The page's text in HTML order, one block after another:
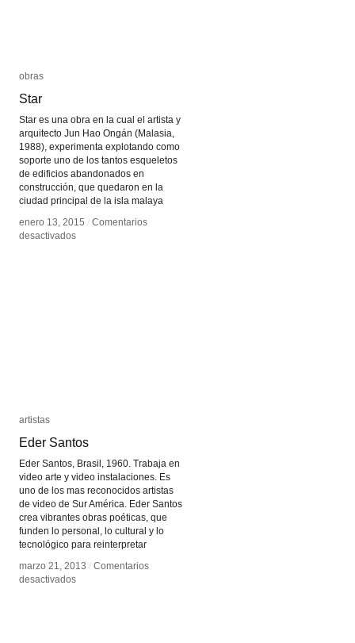
obras
Star
Star es una obra en la cual el artista y
arquitecto Jun Hao Ongán (Malasia,
1988), experimenta explotando como
soporte uno de los tantos esqueletos
de edificios abandonados en
construcción, que quedaron en la
ciudad principal de la isla malaya
enero 13, 2015 / Comentarios
desactivadosen
obras
Star
enero 13, 2015 / Comentarios
desactivadosen
artistas
Eder Santos
Eder Santos, Brasil, 1960. Trabaja en
video arte y video instalaciones. Es
uno de los mas reconocidos artistas
de video de Sur América. Eder Santos
crea vibrantes obras poéticas, que
funden lo personal, lo cultural y lo
tecnológico para reinterpretar
marzo 21, 2013 / Comentarios
desactivadosen
artistas
Eder Santos
marzo 21, 2013 / Comentarios
desactivadosen